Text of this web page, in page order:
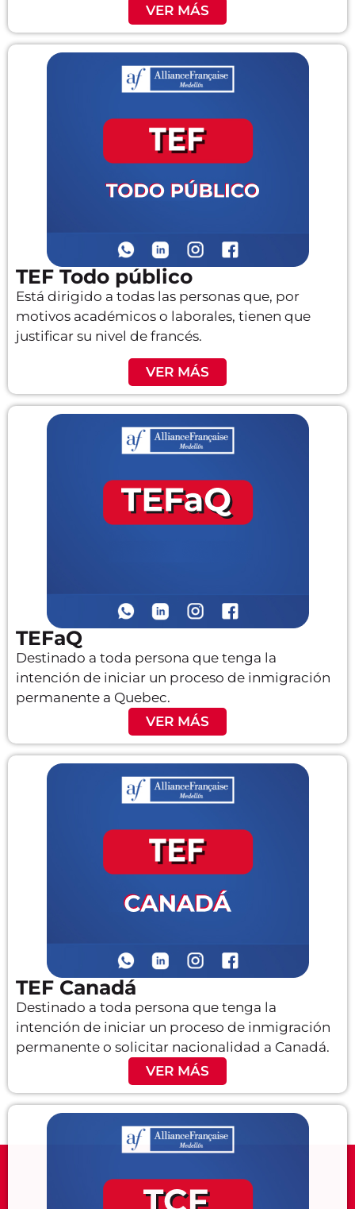
VER MÁS
TEF Todo público
Está dirigido a todas las personas que, por
motivos académicos o laborales, tienen que
justificar su nivel de francés.
VER MÁS
TEFaQ
Destinado a toda persona que tenga la
intención de iniciar un proceso de inmigración
permanente a Quebec.
VER MÁS
TEF Canadá
Destinado a toda persona que tenga la
intención de iniciar un proceso de inmigración
permanente o solicitar nacionalidad a Canadá.
VER MÁS